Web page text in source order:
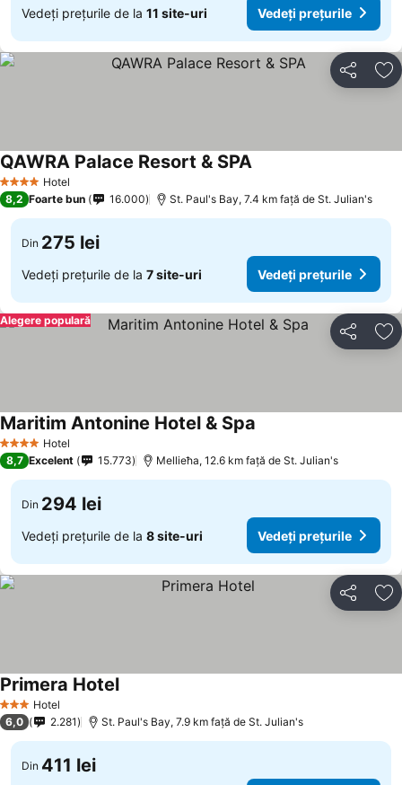
Vedeți prețurile de la 11 site-uri Vedeți prețurile
Distribuiți
4 Stele Hotel
QAWRA Palace Resort & SPA
8,2 Foarte bun 16.000 St. Paul's Bay, 7.4 km faţă de St. Julian's
Din 275 lei
Vedeți prețurile de la 7 site-uri Vedeți prețurile
Distribuiți
Alegere populară
4 Stele Hotel
Maritim Antonine Hotel & Spa
8,7 Excelent 15.773 Mellieħa, 12.6 km faţă de St. Julian's
Din 294 lei
Vedeți prețurile de la 8 site-uri Vedeți prețurile
Distribuiți
3 SteleHotel
Primera Hotel
6,0 2.281 St. Paul's Bay, 7.9 km faţă de St. Julian's
Din 411 lei